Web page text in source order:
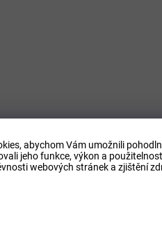
abychom Vám umožnili
jeho funkce, výkon a
webových stránek a zjištění